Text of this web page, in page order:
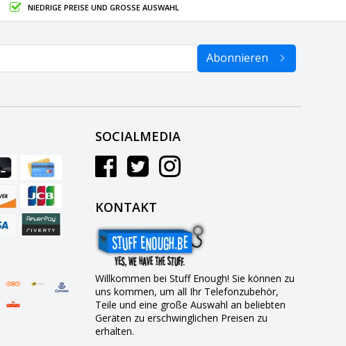
NIEDRIGE PREISE UND GROSSE AUSWAHL
Abonnieren
SOCIALMEDIA
KONTAKT
Willkommen bei Stuff Enough! Sie können zu
uns kommen, um all Ihr Telefonzubehör,
Teile und eine große Auswahl an beliebten
Geräten zu erschwinglichen Preisen zu
erhalten.